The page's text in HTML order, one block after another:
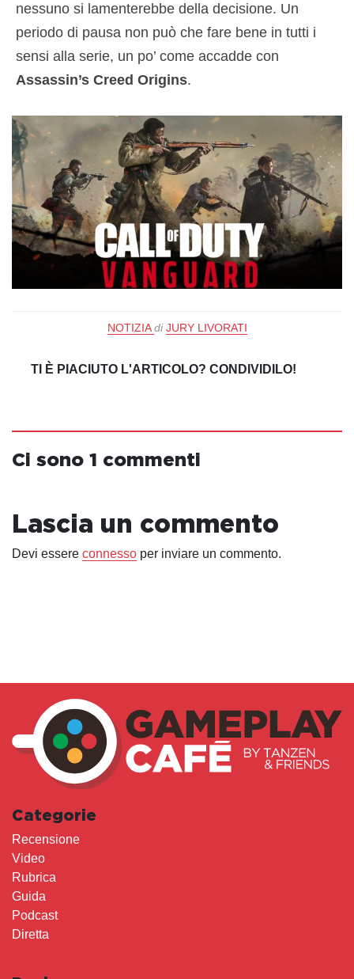
nessuno si lamenterebbe della decisione. Un
periodo di pausa non può che fare bene in tutti i
sensi alla serie, un po’ come accadde con
Assassin’s Creed Origins.
NOTIZIA di JURY LIVORATI
TI È PIACIUTO L'ARTICOLO? CONDIVIDILO!
Ci sono 1 commenti
Lascia un commento
Devi essere connesso per inviare un commento.
Categorie
Recensione
Video
Rubrica
Guida
Podcast
Diretta